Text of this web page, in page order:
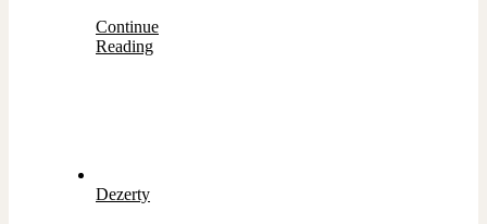
Continue
Reading
Dezerty